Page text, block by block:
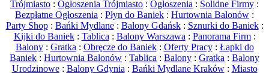
Trójmiasto : Ogłoszenia Trójmiasto : Ogłoszenia : Solidne Firmy :
Bezpłatne Ogłoszenia : Płyn do Baniek : Hurtownia Balonów :
Party Shop: Bańki Mydlane: Balony Gdańsk: Sznurki do Baniek:
Kijki do Baniek: Tablica : Balony Warszawa : Panorama Firm:
Balony: Gratka : Obręcze do Baniek: Oferty Pracy: Łapki do
Baniek : Hurtownia Balonów : Tablica : Balony : Gratka : Balony
Urodzinowe: Balony Gdynia : Bańki Mydlane Kraków: Miasto